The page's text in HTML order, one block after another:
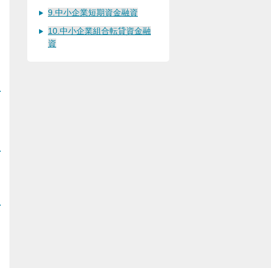
9.中小企業短期資金融資
10.中小企業組合転貸資金融
資